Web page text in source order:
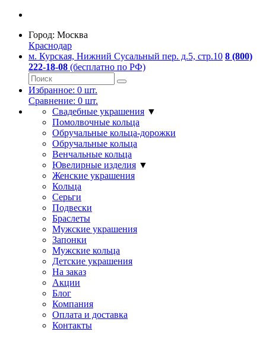
Город: Москва
Краснодар
м. Курская, Нижний Сусальный пер. д.5, стр.10 8 (800)
222-18-08 (бесплатно по РФ)
Избранное: 0 шт.
Сравнение: 0 шт.
Свадебные украшения ▼
Помолвочные кольца
Обручальные кольца-дорожки
Обручальные кольца
Венчальные кольца
Ювелирные изделия ▼
Женские украшения
Кольца
Серьги
Подвески
Браслеты
Мужские украшения
Запонки
Мужские кольца
Детские украшения
На заказ
Акции
Блог
Компания
Оплата и доставка
Контакты